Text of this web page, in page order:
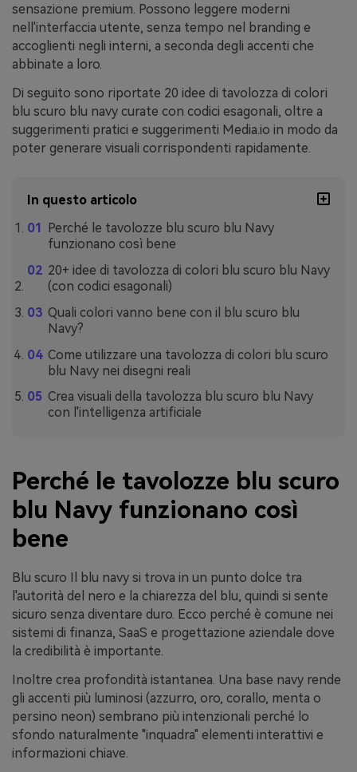
sensazione premium. Possono leggere moderni
nell'interfaccia utente, senza tempo nel branding e
accoglienti negli interni, a seconda degli accenti che
abbinate a loro.
Di seguito sono riportate 20 idee di tavolozza di colori
blu scuro blu navy curate con codici esagonali, oltre a
suggerimenti pratici e suggerimenti Media.io in modo da
poter generare visuali corrispondenti rapidamente.
In questo articolo
Perché le tavolozze blu scuro blu Navy
funzionano così bene
20+ idee di tavolozza di colori blu scuro blu Navy
(con codici esagonali)
Quali colori vanno bene con il blu scuro blu
Navy?
Come utilizzare una tavolozza di colori blu scuro
blu Navy nei disegni reali
Crea visuali della tavolozza blu scuro blu Navy
con l'intelligenza artificiale
Perché le tavolozze blu scuro
blu Navy funzionano così
bene
Blu scuro Il blu navy si trova in un punto dolce tra
l'autorità del nero e la chiarezza del blu, quindi si sente
sicuro senza diventare duro. Ecco perché è comune nei
sistemi di finanza, SaaS e progettazione aziendale dove
la credibilità è importante.
Inoltre crea profondità istantanea. Una base navy rende
gli accenti più luminosi (azzurro, oro, corallo, menta o
persino neon) sembrano più intenzionali perché lo
sfondo naturalmente "inquadra" elementi interattivi e
informazioni chiave.